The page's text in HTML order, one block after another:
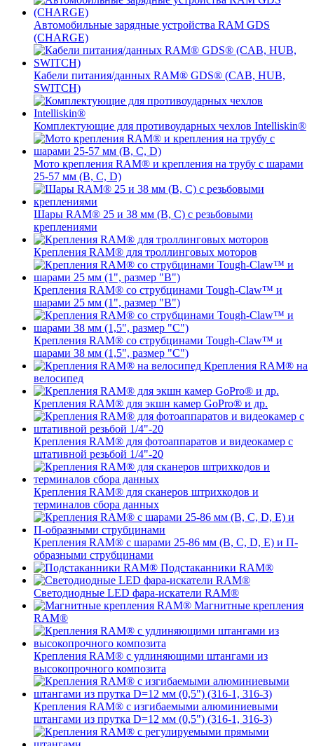
Автомобильные зарядные устройства RAM GDS
(CHARGE)
Кабели питания/данных RAM® GDS® (CAB, HUB,
SWITCH)
Комплектующие для противоударных чехлов Intelliskin®
Мото крепления RAM® и крепления на трубу с шарами
25-57 мм (B, C, D)
Шары RAM® 25 и 38 мм (B, C) с резьбовыми
креплениями
Крепления RAM® для троллинговых моторов
Крепления RAM® со струбцинами Tough-Claw™ и
шарами 25 мм (1", размер "B")
Крепления RAM® со струбцинами Tough-Claw™ и
шарами 38 мм (1,5", размер "C")
Крепления RAM® на
велосипед
Крепления RAM® для экшн камер GoPro® и др.
Крепления RAM® для фотоаппаратов и видеокамер с
штативной резьбой 1/4"-20
Крепления RAM® для сканеров штрихкодов и
терминалов сбора данных
Крепления RAM® с шарами 25-86 мм (B, C, D, E) и П-
образными струбцинами
Подстаканники RAM®
Светодиодные LED фара-искатели RAM®
Магнитные крепления
RAM®
Крепления RAM® с удлиняющими штангами из
высокопрочного композита
Крепления RAM® с изгибаемыми алюминиевыми
штангами из прутка D=12 мм (0,5") (316-1, 316-3)